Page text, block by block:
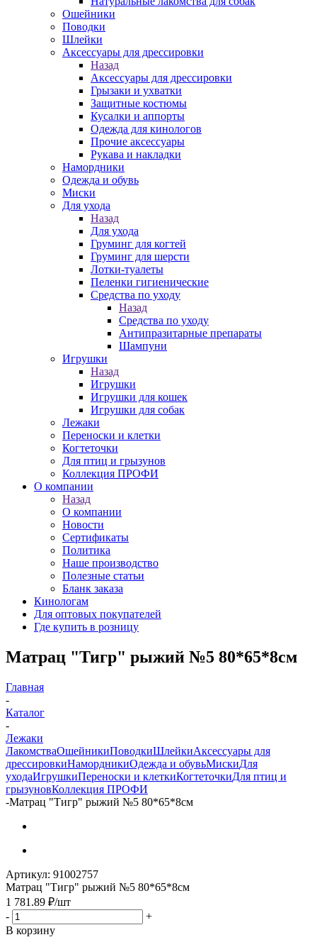
Ошейники
Поводки
Шлейки
Аксессуары для дрессировки
Назад
Аксессуары для дрессировки
Грызаки и ухватки
Защитные костюмы
Кусалки и аппорты
Одежда для кинологов
Прочие аксессуары
Рукава и накладки
Намордники
Одежда и обувь
Миски
Для ухода
Назад
Для ухода
Груминг для когтей
Груминг для шерсти
Лотки-туалеты
Пеленки гигиенические
Средства по уходу
Назад
Средства по уходу
Антипразитарные препараты
Шампуни
Игрушки
Назад
Игрушки
Игрушки для кошек
Игрушки для собак
Лежаки
Переноски и клетки
Когтеточки
Для птиц и грызунов
Коллекция ПРОФИ
О компании
Назад
О компании
Новости
Сертификаты
Политика
Наше производство
Полезные статьи
Бланк заказа
Кинологам
Для оптовых покупателей
Где купить в розницу
Матрац "Тигр" рыжий №5 80*65*8см
Главная
-
Каталог
-
Лежаки
ЛакомстваОшейникиПоводкиШлейкиАксессуары для
дрессировкиНамордникиОдежда и обувьМискиДля
уходаИгрушкиПереноски и клеткиКогтеточкиДля птиц и
грызуновКоллекция ПРОФИ
-Матрац "Тигр" рыжий №5 80*65*8см
Артикул: 91002757
Матрац "Тигр" рыжий №5 80*65*8см
1 781.89 ₽/шт
-
+
В корзину